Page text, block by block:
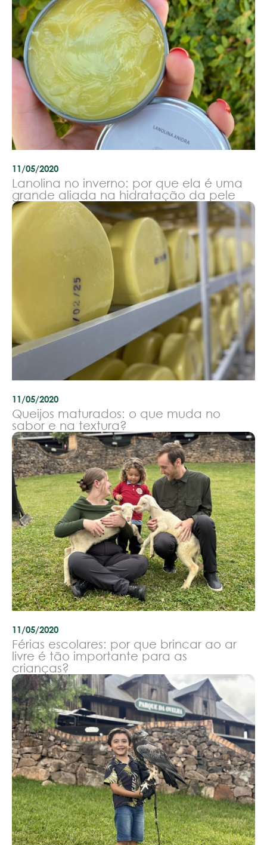
11/05/2020
Lanolina no inverno: por que ela é uma
grande aliada na hidratação da pele
11/05/2020
Queijos maturados: o que muda no
sabor e na textura?
11/05/2020
Férias escolares: por que brincar ao ar
livre é tão importante para as
crianças?